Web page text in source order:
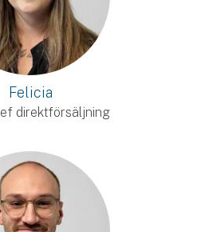
Felicia
direktförsäljning